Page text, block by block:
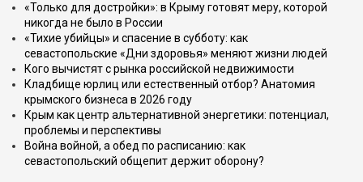
«Только для достройки»: в Крыму готовят меру, которой
никогда не было в России
«Тихие убийцы» и спасение в субботу: как
севастопольские «Дни здоровья» меняют жизни людей
Кого вычистят с рынка российской недвижимости
Кладбище юрлиц или естественный отбор? Анатомия
крымского бизнеса в 2026 году
Крым как центр альтернативной энергетики: потенциал,
проблемы и перспективы
Война войной, а обед по расписанию: как
севастопольский общепит держит оборону?